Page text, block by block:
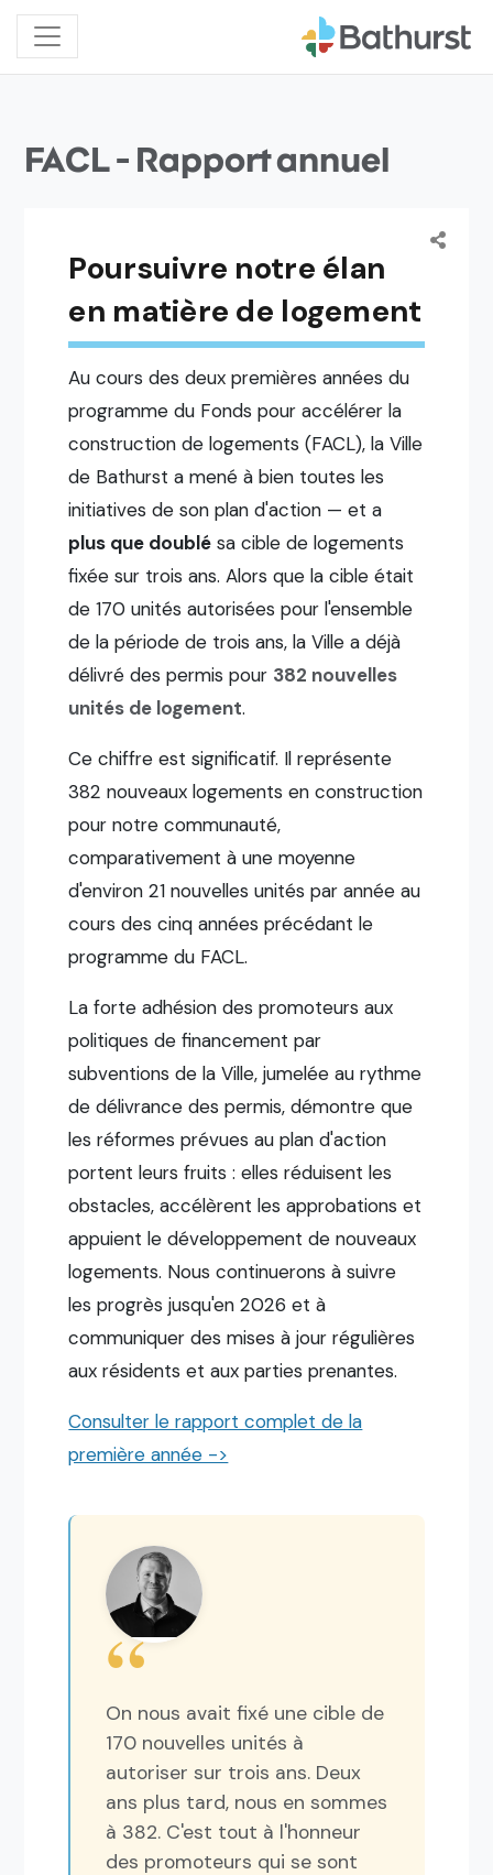
FACL - Rapport annuel
Poursuivre notre élan
en matière de logement
Au cours des deux premières années du
programme du Fonds pour accélérer la
construction de logements (FACL), la Ville
de Bathurst a mené à bien toutes les
initiatives de son plan d'action — et a
plus que doublé sa cible de logements
fixée sur trois ans. Alors que la cible était
de 170 unités autorisées pour l'ensemble
de la période de trois ans, la Ville a déjà
délivré des permis pour 382 nouvelles
unités de logement.
Ce chiffre est significatif. Il représente
382 nouveaux logements en construction
pour notre communauté,
comparativement à une moyenne
d'environ 21 nouvelles unités par année au
cours des cinq années précédant le
programme du FACL.
La forte adhésion des promoteurs aux
politiques de financement par
subventions de la Ville, jumelée au rythme
de délivrance des permis, démontre que
les réformes prévues au plan d'action
portent leurs fruits : elles réduisent les
obstacles, accélèrent les approbations et
appuient le développement de nouveaux
logements. Nous continuerons à suivre
les progrès jusqu'en 2026 et à
communiquer des mises à jour régulières
aux résidents et aux parties prenantes.
Consulter le rapport complet de la
première année ->
On nous avait fixé une cible de
170 nouvelles unités à
autoriser sur trois ans. Deux
ans plus tard, nous en sommes
à 382. C'est tout à l'honneur
des promoteurs qui se sont